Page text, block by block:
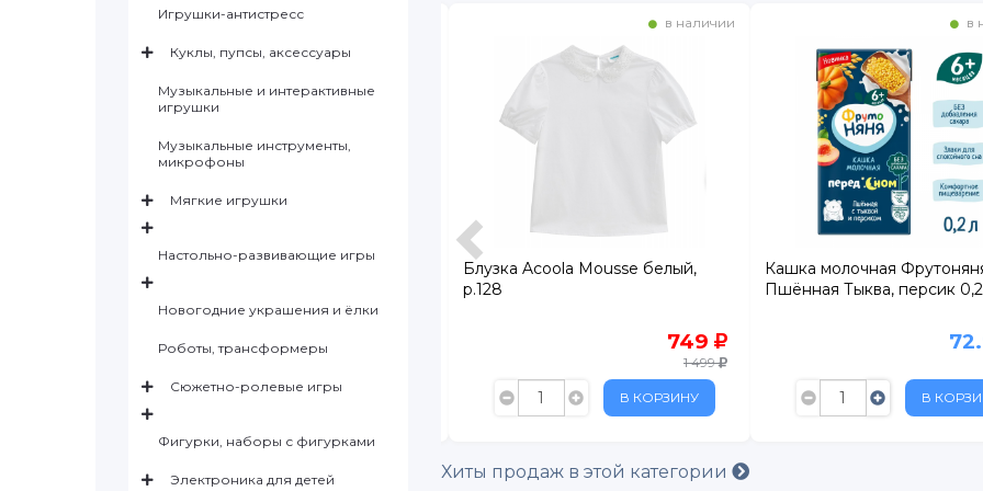
Игрушки-антистресс
Куклы, пупсы, аксессуары
Музыкальные и интерактивные
игрушки
Музыкальные инструменты,
микрофоны
Мягкие игрушки
Настольно-развивающие игры
Новогодние украшения и ёлки
Роботы, трансформеры
Сюжетно-ролевые игры
Фигурки, наборы с фигурками
Электроника для детей
Пюре Дары Кубани Яблоки,
г
В КОРЗИНУ
в наличии
Блузка Acoola Mousse белый,
р.128
749
1 499
В КОРЗИНУ
в
Кашка молочная
Пшённая Тыква, персик
В
Хиты продаж в этой категории